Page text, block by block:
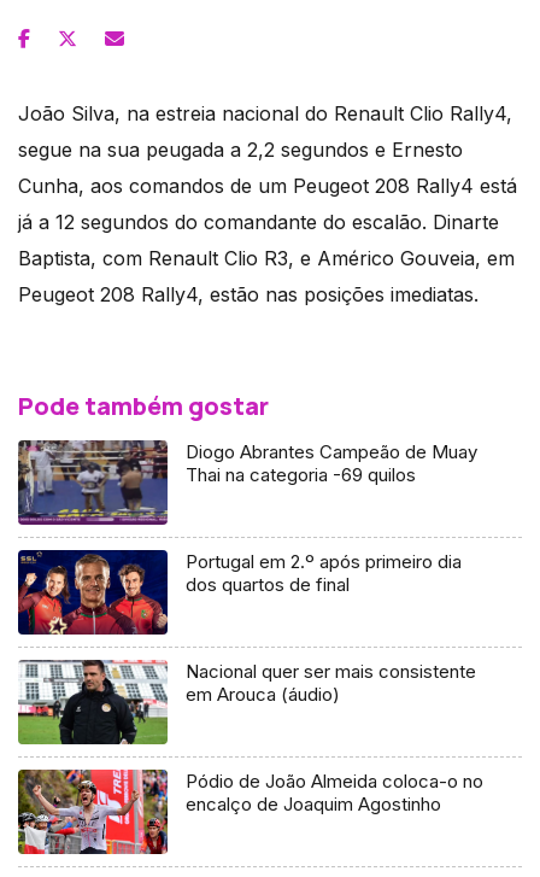
João Silva, na estreia nacional do Renault Clio Rally4,
segue na sua peugada a 2,2 segundos e Ernesto
Cunha, aos comandos de um Peugeot 208 Rally4 está
já a 12 segundos do comandante do escalão. Dinarte
Baptista, com Renault Clio R3, e Américo Gouveia, em
Peugeot 208 Rally4, estão nas posições imediatas.
Pode também gostar
Diogo Abrantes Campeão de Muay
Thai na categoria -69 quilos
Portugal em 2.º após primeiro dia
dos quartos de final
Nacional quer ser mais consistente
em Arouca (áudio)
Pódio de João Almeida coloca-o no
encalço de Joaquim Agostinho